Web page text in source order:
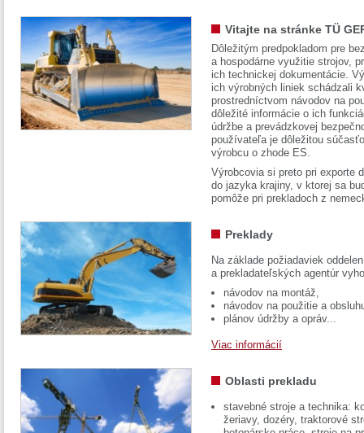
Vitajte na stránke TÜ
Dôležitým predpokladom pre
a hospodárne využitie strojov,
ich technickej dokumentácie.
ich výrobných liniek schádzali
prostredníctvom návodov na
dôležité informácie o ich
údržbe a prevádzkovej
používateľa je dôležitou
výrobcu o zhode ES.
Výrobcovia si preto pri exporte
do jazyka krajiny, v ktorej sa
pomôže pri prekladoch z
Preklady
Na základe požiadaviek
a prekladateľských agentúr
návodov na montáž,
návodov na použitie a
plánov údržby a opráv...
Viac informácií
Oblasti prekladu
stavebné stroje a technika:
žeriavy, dozéry, traktorové